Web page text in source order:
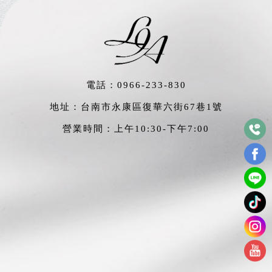
電話： 0966-233-830
地址：台南市永康區復華六街67巷1號
營業時間：上午10:30-下午7:00